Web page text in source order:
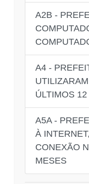
A2B -
A4 -
ÚLTIMOS
A5A -
À
CONEXÃO
MESES